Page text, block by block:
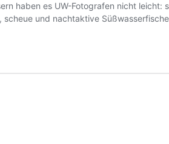
haben es UW-Fotografen nicht
scheue und nachtaktive